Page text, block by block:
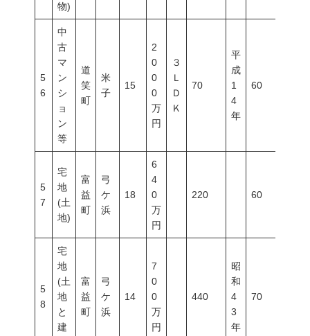
物)
5
6
中
古
マ
ン
シ
ョ
ン
等
道
笑
町
米
子
15
2
0
0
0
万
円
３
Ｌ
Ｄ
Ｋ
70
平
成
1
4
年
60
5
7
宅
地
(土
地)
富
益
町
弓
ケ
浜
18
6
4
0
万
円
220 60
5
8
宅
地
(土
地
と
建
富
益
町
弓
ケ
浜
14
7
0
0
万
円
440
昭
和
4
3
年
70